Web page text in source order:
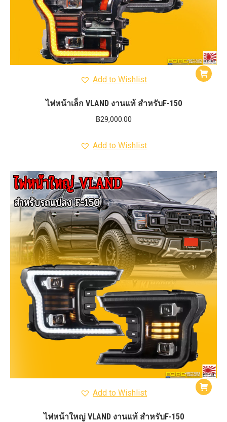
Add to Wishlist
ไฟหน้าเล็ก VLAND งานแท้ สำหรับF-150
฿29,000.00
Add to Wishlist
Add to Wishlist
ไฟหน้าใหญ่ VLAND งานแท้ สำหรับF-150